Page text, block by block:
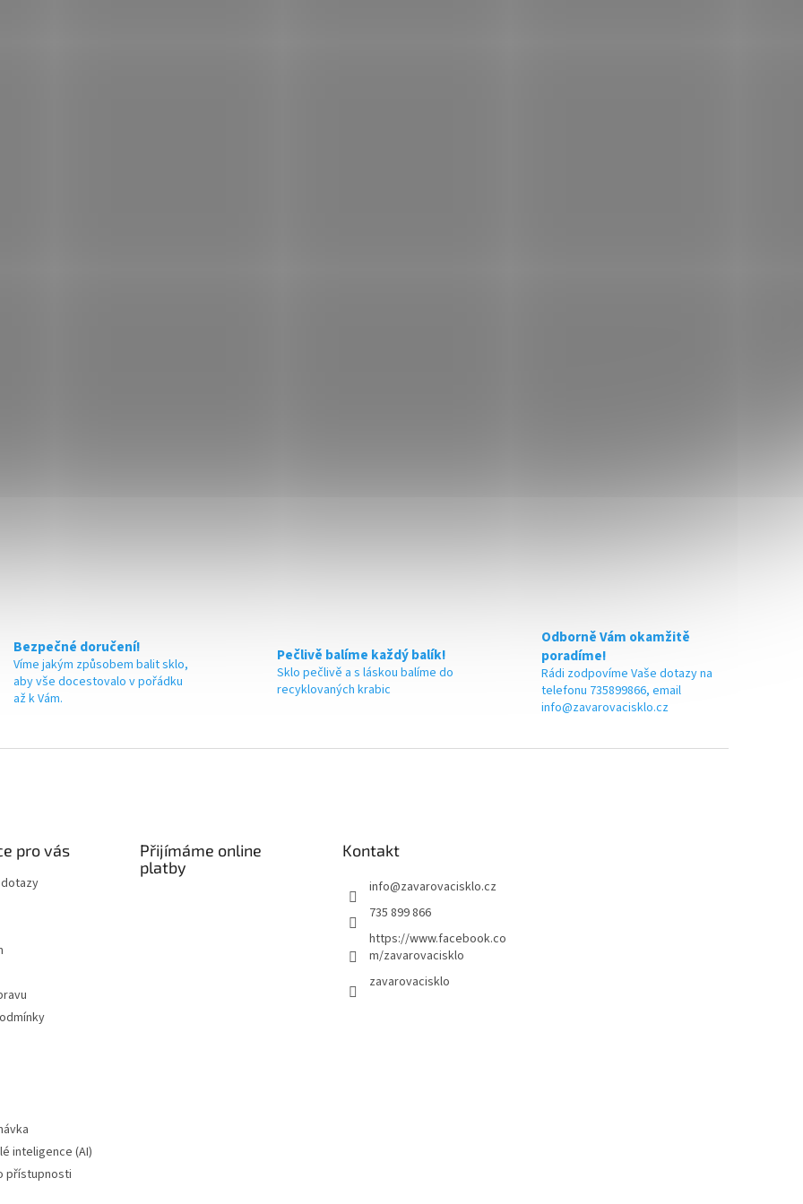
Bezpečné doručení!
Víme jakým způsobem balit sklo,
aby vše docestovalo v pořádku
až k Vám.
Pečlivě balíme každý balík!
Sklo pečlivě a s láskou balíme do
recyklovaných krabic
Odborně Vám okamžitě
poradíme!
Rádi zodpovíme Vaše dotazy na
telefonu 735899866, email
info@zavarovacisklo.cz
pro vás
dotazy
inteligence (AI)
přístupnosti
Přijímáme online
platby
Kontakt
info@zavarovacisklo.cz
735 899 866
https://www.facebook.co
m/zavarovacisklo
zavarovacisklo